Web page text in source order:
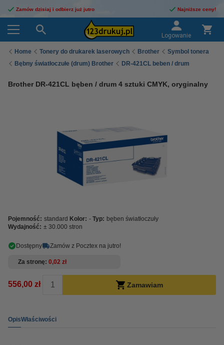
Zamów dzisiaj i odbierz już jutro Najniższe ceny!
Logowanie
Home Tonery do drukarek laserowych Brother
Symbol tonera
Bębny światłoczułe (drum) Brother
DR-421CL beben / drum
Brother DR-421CL bęben / drum 4 sztuki CMYK, oryginalny
Pojemność: standard Kolor: - Typ: bęben światłoczuły
Wydajność: ± 30.000 stron
Dostępny Zamów z Pocztex na jutro!
Za stronę 0,02 zł
556,00 zł Zamawiam
OpisWłaściwości